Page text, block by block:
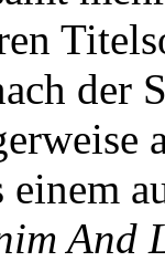
der
And